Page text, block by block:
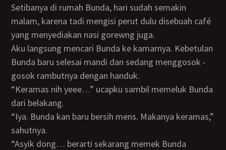
Setibanya di rumah Bunda, hari sudah semakin
malam, karena tadi mengisi perut dulu disebuah café
yang menyediakan nasi gorewng juga.
Aku langsung mencari Bunda ke kamarnya. Kebetulan
Bunda baru selesai mandi dan sedang menggosok -
gosok rambutnya dengan handuk.
“Keramas nih yeee…” ucapku sambil memeluk Bunda
dari belakang.
“Iya. Bunda kan baru bersih mens. Makanya keramas,”
sahutnya.
“Asyik dong… berarti sekarang memek Bunda